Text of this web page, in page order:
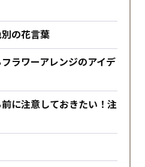
の花言葉
ラワーアレンジのアイデ
に注意しておきたい！注